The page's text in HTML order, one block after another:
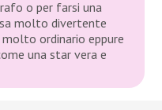
o per farsi una
molto divertente
ordinario eppure
una star vera e